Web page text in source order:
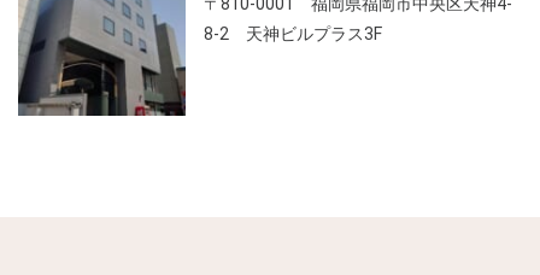
8-2 天神ビルプラス3F